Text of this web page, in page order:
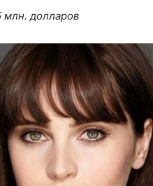
млн. долларов